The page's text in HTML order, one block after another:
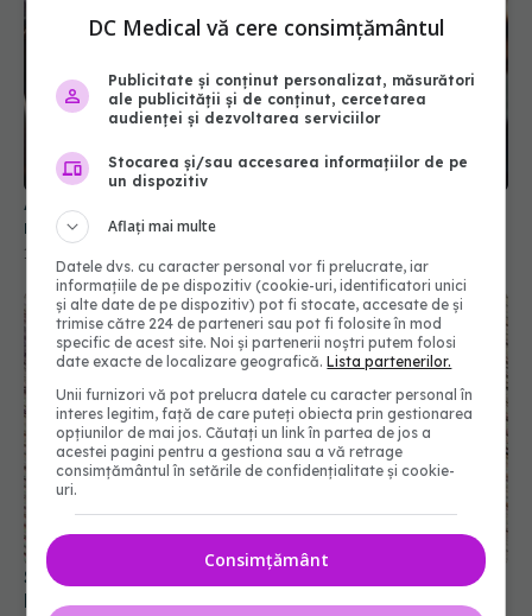
Alertă COVID-19 în România. 4.846 de cazuri noi
raportate într-o singură săptămână
16 sep 2025, 14:17
Sipavibart, medicamentul care previne COVID de
la AstraZeneca, a primit o aprobare de la EMA
DC Medical vă cere consimțământul
Publicitate și conținut personalizat, măsurători
ale publicității și de conținut, cercetarea
audienței și dezvoltarea serviciilor
Stocarea și/sau accesarea informațiilor de pe
un dispozitiv
Aflați mai multe
Datele dvs. cu caracter personal vor fi prelucrate, iar
informațiile de pe dispozitiv (cookie-uri, identificatori unici
și alte date de pe dispozitiv) pot fi stocate, accesate de și
trimise către 224 de parteneri sau pot fi folosite în mod
specific de acest site. Noi și partenerii noștri putem folosi
date exacte de localizare geografică.Lista partenerilor.
Unii furnizori vă pot prelucra datele cu caracter personal în
interes legitim, față de care puteți obiecta prin gestionarea
opțiunilor de mai jos. Căutați un link în partea de jos a
acestei pagini pentru a gestiona sau a vă retrage
consimțământul în setările de confidențialitate și cookie-
uri.
Consimțământ